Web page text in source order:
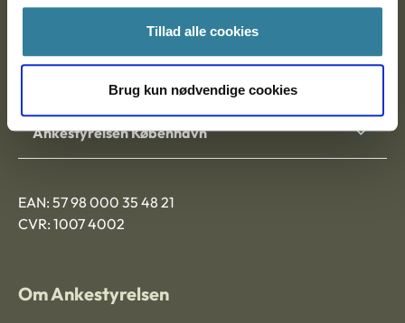
Tillad alle cookies
Brug kun nødvendige cookies
9000 Aalborg
Ankestyrelsen København
EAN: 57 98 000 35 48 21
CVR: 1007 4002
Om Ankestyrelsen